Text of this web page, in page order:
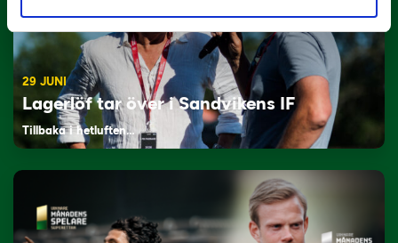
29 JUNI
Lagerlöf tar över i Sandvikens IF
Tillbaka i hetluften…